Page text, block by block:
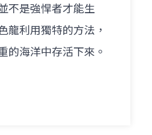
不是強悍者才能生
龍利用獨特的方法，
的海洋中存活下來。